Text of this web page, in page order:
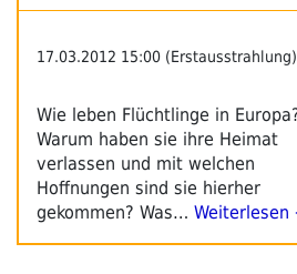
17.03.2012 15:00 (Erstausstrahlung)
Wie leben Flüchtlinge in
Warum haben sie ihre Heimat
verlassen und mit welchen
Hoffnungen sind sie hierher
gekommen? Was… Weiterlesen